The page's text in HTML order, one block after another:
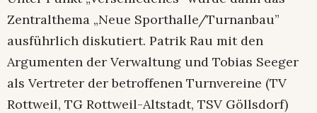
Zentralthema „Neue Sporthalle/Turnanbau”
ausführlich diskutiert. Patrik Rau mit den
Argumenten der Verwaltung und Tobias Seeger
als Vertreter der betroffenen Turnvereine (TV
Rottweil, TG Rottweil-Altstadt, TSV Göllsdorf)